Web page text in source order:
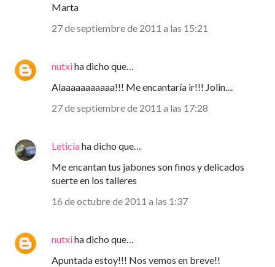
Marta
27 de septiembre de 2011 a las 15:21
nutxiha dicho que…
Alaaaaaaaaaaa!!! Me encantaría ir!!! Jolin....
27 de septiembre de 2011 a las 17:28
Leticiaha dicho que…
Me encantan tus jabones son finos y delicados
suerte en los talleres
16 de octubre de 2011 a las 1:37
nutxiha dicho que…
Apuntada estoy!!! Nos vemos en breve!!